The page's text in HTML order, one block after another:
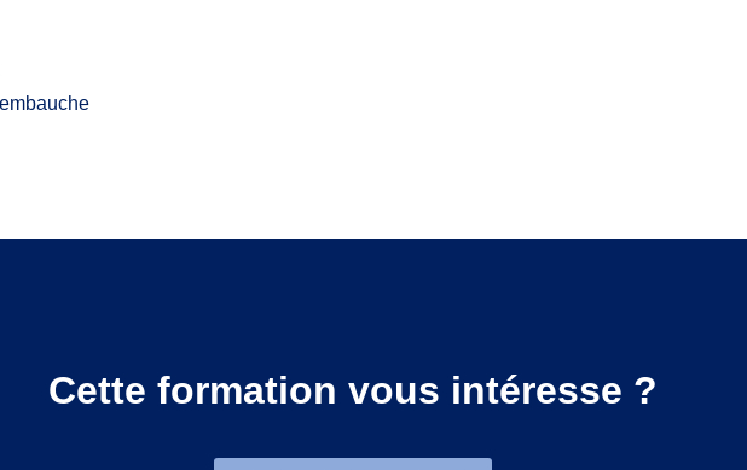
Cette formation vous intéresse ?